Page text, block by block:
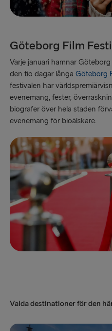
Göteborg Film
Varje januari hamnar
den tio dagar långa Göteborg
festivalen har
evenemang, fester,
biografer över hela staden
evenemang för bioälskare.
Valda destinationer för den